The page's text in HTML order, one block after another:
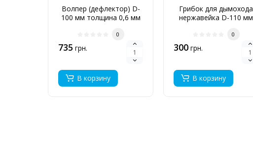
Волпер (дефлектор) D-
100 мм толщина 0,6 мм
0
735 грн.
В корзину
Грибок для дымохода
нержавейка D-110 мм
0
300 грн.
В корзину